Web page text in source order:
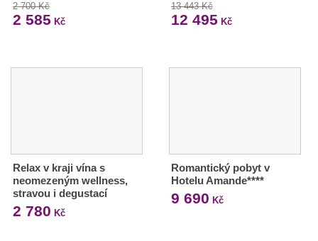
2 700 Kč
2 585 Kč
13 443 Kč
12 495 Kč
Relax v kraji vína s
neomezeným wellness,
stravou i degustací
2 780 Kč
Romantický pobyt v
Hotelu Amande****
9 690 Kč